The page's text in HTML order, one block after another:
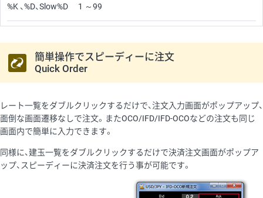
%K 、%D、Slow%D 1 ～99
簡単操作でスピーディーに注文
Quick Order
レート一覧をダブルクリックするだけで、注文入力画面がポップアップ、
面倒な画面遷移なしで注文。またOCO/IFD/IFD-OCOなどの注文も同じ
画面内で簡単に入力できます。
同様に、建玉一覧をダブルクリックするだけで決済注文画面がポップア
ップ、スピーディーに決済注文を行う事が可能です。